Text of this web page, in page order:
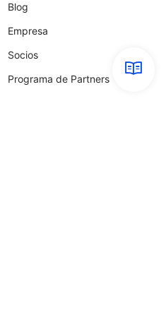
Blog
Empresa
Socios
Programa de Partners